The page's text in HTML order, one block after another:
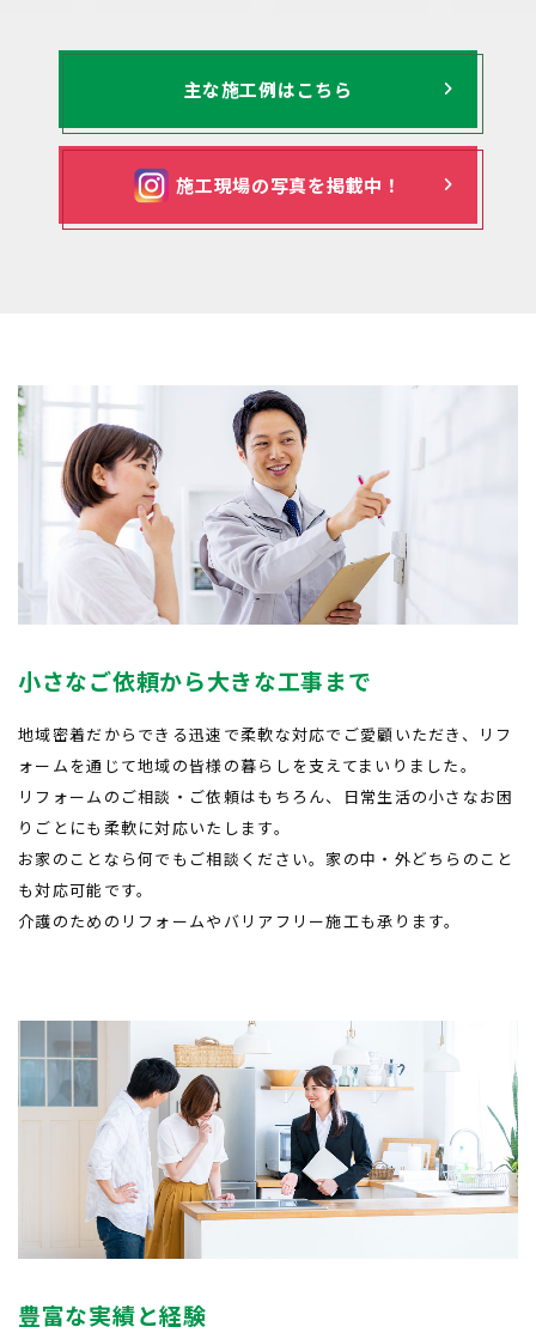
主な施工例はこちら
施工現場の写真を掲載中！
小さなご依頼から大きな工事まで
地域密着だからできる迅速で柔軟な対応でご愛顧いただき、リフ
ォームを通じて地域の皆様の暮らしを支えてまいりました。
リフォームのご相談・ご依頼はもちろん、日常生活の小さなお困
りごとにも柔軟に対応いたします。
お家のことなら何でもご相談ください。家の中・外どちらのこと
も対応可能です。
介護のためのリフォームやバリアフリー施工も承ります。
豊富な実績と経験